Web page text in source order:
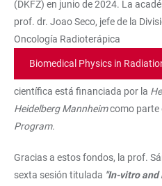
(DKFZ) en junio de 2024. La
prof. dr. Joao Seco, jefe de la
Oncología Radioterápica
Biomedical Physics in
científica está financiada por la
Heidelberg Mannheimcomo parte
Program.
Gracias a estos fondos, la prof.
sexta sesión titulada "In-vitro and